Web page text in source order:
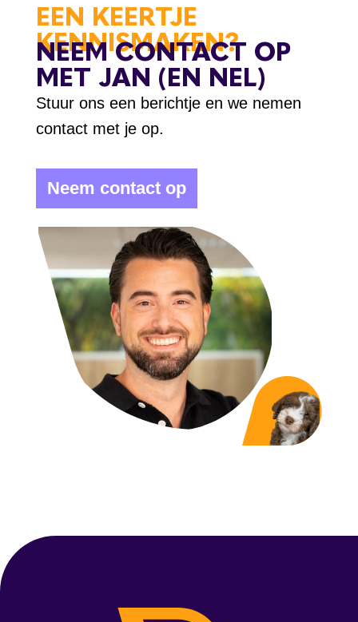
EEN KEERTJE
KENNISMAKEN?
NEEM CONTACT OP
MET JAN (EN NEL)
Stuur ons een berichtje en we nemen
contact met je op.
Neem contact op